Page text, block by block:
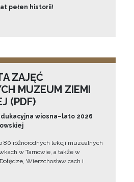
pełen historii!
ZAJĘĆ
MUZEUM ZIEMI
(PDF)
wiosna–lato 2026
80 różnorodnych lekcji muzealnych
w Tarnowie, a także w
Wierzchosławicach i